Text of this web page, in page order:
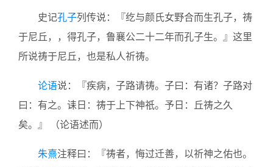
史记孔子列传说：『纥与颜氏女野合而生孔子，祷
于尼丘，，得孔子，鲁襄公二十二年而孔子生。』这里
所说祷于尼丘，也是私人祈祷。
论语说：『疾病，子路请祷。子曰：有诸？子路对
曰：有之。诔日：祷于上下神祇。予日：丘祷之久
矣。』 （论语述而）
朱熹注释曰：『祷者，悔过迁善，以祈神之佑也。